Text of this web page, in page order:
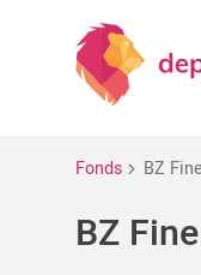
Fonds BZ
BZ